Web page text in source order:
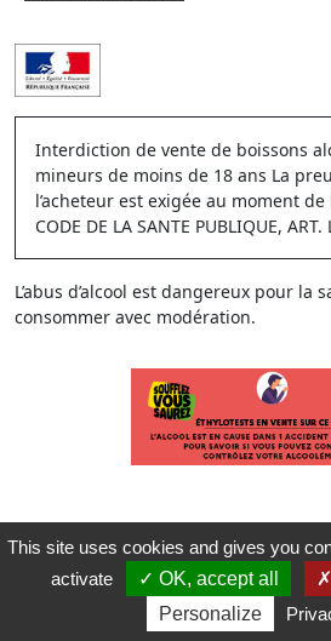
Interdiction de vente de boissons
mineurs de moins de 18 ans La
l’acheteur est exigée au moment
CODE DE LA SANTE PUBLIQUE,
L’abus d’alcool est dangereux pour la
consommer avec modération.
This site uses cookies and gives you
activate
OK, accept all
Personalize